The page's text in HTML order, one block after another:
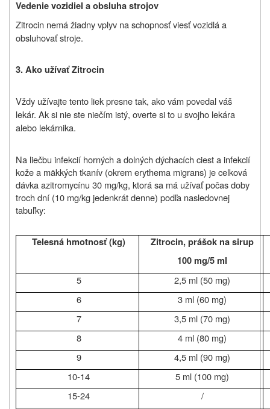
Vedenie vozidiel a obsluha strojov
Zitrocin nemá žiadny vplyv na schopnosť viesť vozidlá a
obsluhovať stroje.
3. Ako užívať Zitrocin
Vždy užívajtetento liekpresne tak, ako vám povedal váš
lekár. Ak si nie ste niečím istý, overte si to u svojho lekára
alebo lekárnika.
Na liečbu infekcií horných a dolných dýchacích ciest a infekcií
kože a mäkkých tkanív (okrem erythema migrans) je celková
dávka azitromycínu 30 mg/kg, ktorá sa má užívať počas doby
troch dní (10 mg/kg jedenkrát denne) podľa nasledovnej
tabuľky:
Telesná hmotnosť (kg)
Zitrocin, prášok na sirup
100 mg/5 ml
5
2,5 ml (50 mg)
6
3 ml (60 mg)
7
3,5 ml (70 mg)
8
4 ml (80 mg)
9
4,5 ml (90 mg)
10-14
5 ml (100 mg)
15-24
/